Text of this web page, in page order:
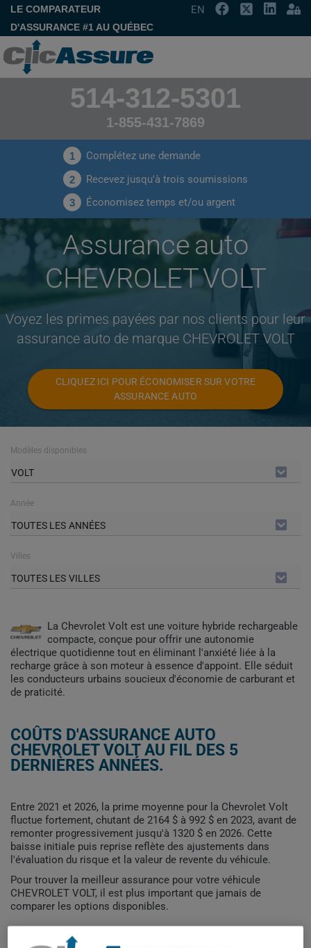
LE COMPARATEUR
D'ASSURANCE #1 AU QUÉBEC
EN
514-312-5301
1-855-431-7869
1 Complétez une demande
2 Recevez jusqu'à trois soumissions
3 Économisez temps et/ou argent
Assurance auto
CHEVROLET VOLT
Voyez les primes payées par nos clients pour leur
assurance auto de marque CHEVROLET VOLT
CLIQUEZ ICI POUR ÉCONOMISER SUR VOTRE
ASSURANCE AUTO
Modèles disponibles
VOLT
Année
TOUTES LES ANNÉES
Villes
TOUTES LES VILLES
La Chevrolet Volt est une voiture hybride rechargeable
compacte, conçue pour offrir une autonomie
électrique quotidienne tout en éliminant l'anxiété liée à la
recharge grâce à son moteur à essence d'appoint. Elle séduit
les conducteurs urbains soucieux d'économie de carburant et
de praticité.
COÛTS D'ASSURANCE AUTO
CHEVROLET VOLT AU FIL DES 5
DERNIÈRES ANNÉES.
Entre 2021 et 2026, la prime moyenne pour la Chevrolet Volt
fluctue fortement, chutant de 2164 $ à 992 $ en 2023, avant de
remonter progressivement jusqu'à 1320 $ en 2026. Cette
baisse initiale puis reprise reflète des ajustements dans
l'évaluation du risque et la valeur de revente du véhicule.
Pour trouver la meilleur assurance pour votre véhicule
CHEVROLET VOLT, il est plus important que jamais de
comparer les options disponibles.